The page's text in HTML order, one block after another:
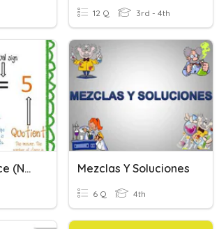
12 Q 3rd - 4th
Division Practice (no Word Problems) Mezclas Y Soluciones
6 Q 4th